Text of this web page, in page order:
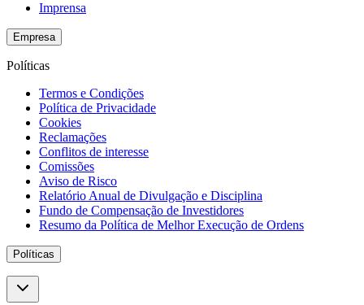
Imprensa
Empresa
Políticas
Termos e Condições
Política de Privacidade
Cookies
Reclamações
Conflitos de interesse
Comissões
Aviso de Risco
Relatório Anual de Divulgação e Disciplina
Fundo de Compensação de Investidores
Resumo da Política de Melhor Execução de Ordens
Políticas